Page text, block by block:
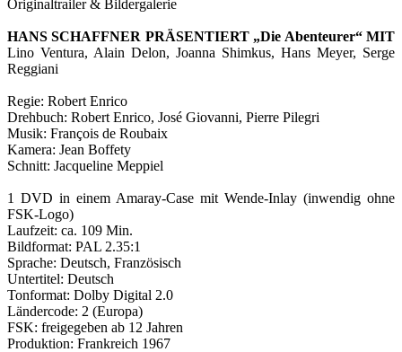
Originaltrailer & Bildergalerie
HANS SCHAFFNER PRÄSENTIERT „Die Abenteurer“ MIT
Lino Ventura, Alain Delon, Joanna Shimkus, Hans Meyer, Serge
Reggiani
Regie: Robert Enrico
Drehbuch: Robert Enrico, José Giovanni, Pierre Pilegri
Musik: François de Roubaix
Kamera: Jean Boffety
Schnitt: Jacqueline Meppiel
1 DVD in einem Amaray-Case mit Wende-Inlay (inwendig ohne
FSK-Logo)
Laufzeit: ca. 109 Min.
Bildformat: PAL 2.35:1
Sprache: Deutsch, Französisch
Untertitel: Deutsch
Tonformat: Dolby Digital 2.0
Ländercode: 2 (Europa)
FSK: freigegeben ab 12 Jahren
Produktion: Frankreich 1967